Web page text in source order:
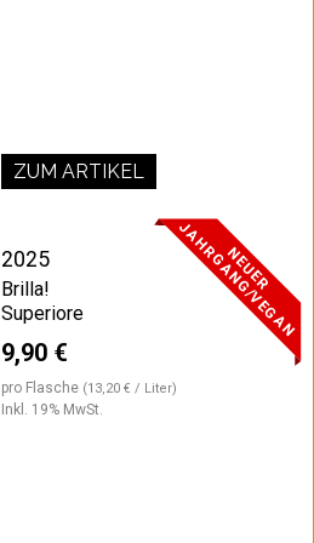
ZUM ARTIKEL
N
E
U
E
R
J
A
H
R
G
A
N
G
/
V
E
G
A
N
2025
Brilla!
Superiore
9,90 €
pro Flasche (13,20 € / Liter)
Inkl. 19% MwSt.